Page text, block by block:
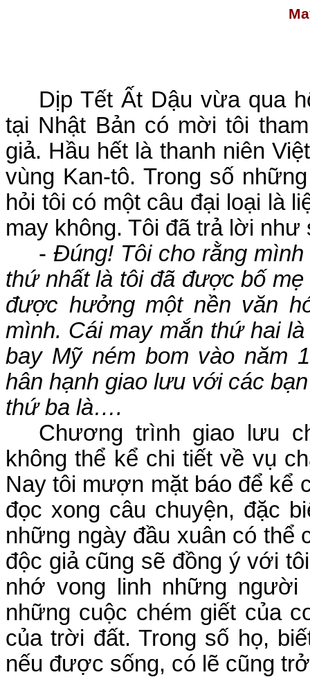
Dịp Tết Ất Dậu vừa qua
tại Nhật Bản có mời tôi
giả. Hầu hết là thanh niên
vùng Kan-tô. Trong số
hỏi tôi có một câu đại loại là
may không. Tôi đã trả lời như
-Đúng! Tôi cho rằng
thứ nhất là tôi đã được bố
được hưởng một nền văn
mình. Cái may mắn thứ hai
bay Mỹ ném bom vào năm
hân hạnh giao lưu với các
thứ ba là….
Chương trình giao lưu
không thể kể chi tiết về vụ
Nay tôi mượn mặt báo để kể
đọc xong câu chuyện, đặc
những ngày đầu xuân có thể
độc giả cũng sẽ đồng ý với
nhớ vong linh những người
những cuộc chém giết của
của trời đất. Trong số họ,
nếu được sống, có lẽ cũng